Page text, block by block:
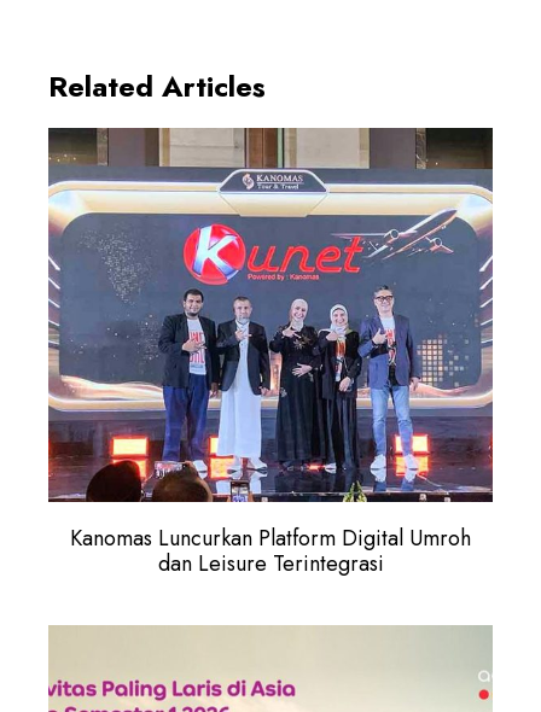
Related Articles
Kanomas Luncurkan Platform Digital Umroh
dan Leisure Terintegrasi